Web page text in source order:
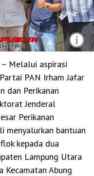
i
– Melalui aspirasi
PAN Irham Jafar
dan Perikanan
Jenderal
Perikanan
menyalurkan bantuan
kepada dua
Lampung Utara
Kecamatan Abung